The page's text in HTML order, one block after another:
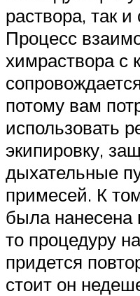
раствора, так и
Процесс
химраствора с
потому вам
использовать
экипировку,
дыхательные
примесей. К
была нанесена
то процедуру
придется
стоит он